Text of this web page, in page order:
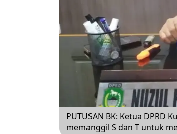
PUTUSAN BK: Ketua DPRD
memanggil S dan T untuk